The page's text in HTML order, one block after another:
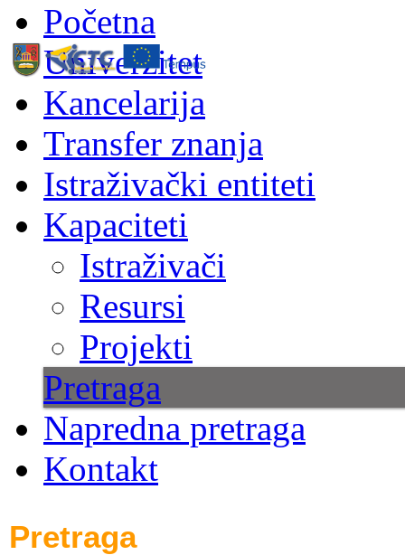
Početna
Univerzitet
Kancelarija
Transfer znanja
Istraživački entiteti
Kapaciteti
Istraživači
Resursi
Projekti
Pretraga
Napredna pretraga
Kontakt
Pretraga